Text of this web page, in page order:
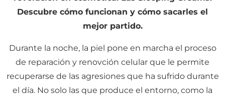
Descubre cómo funcionan y cómo sacarles el
mejor partido.
Durante la noche, la piel pone en marcha el proceso
de reparación y renovción celular que le permite
recuperarse de las agresiones que ha sufrido durante
el día. No solo las que produce el entorno, como la